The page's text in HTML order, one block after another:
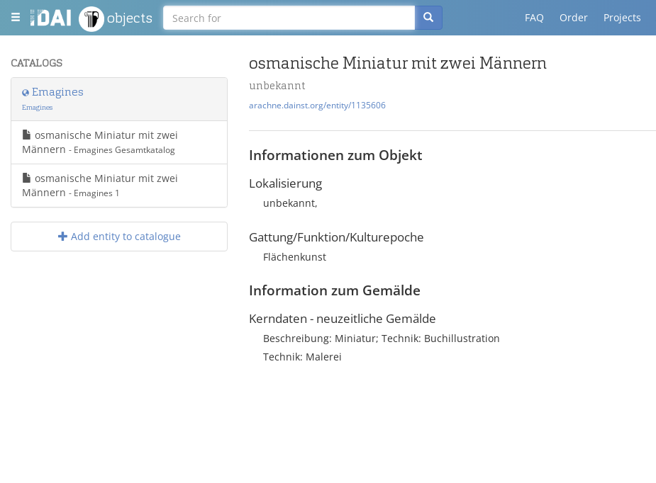
objects FAQ Order Projects
CATALOGS
Emagines
Emagines
osmanische Miniatur mit zwei
Männern - Emagines Gesamtkatalog
osmanische Miniatur mit zwei
Männern - Emagines 1
Add entity to catalogue
osmanische Miniatur mit zwei Männern
unbekannt
arachne.dainst.org/entity/1135606
Informationen zum Objekt
Lokalisierung
unbekannt,
Gattung/Funktion/Kulturepoche
Flächenkunst
Information zum Gemälde
Kerndaten - neuzeitliche Gemälde
Beschreibung: Miniatur; Technik: Buchillustration
Technik: Malerei